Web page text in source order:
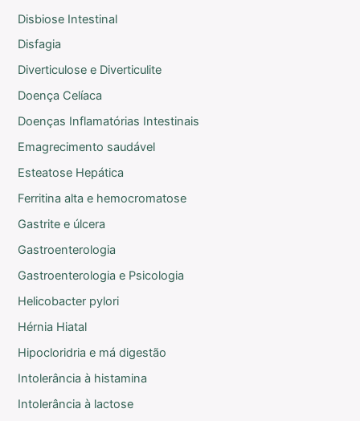
Disbiose Intestinal
Disfagia
Diverticulose e Diverticulite
Doença Celíaca
Doenças Inflamatórias Intestinais
Emagrecimento saudável
Esteatose Hepática
Ferritina alta e hemocromatose
Gastrite e úlcera
Gastroenterologia
Gastroenterologia e Psicologia
Helicobacter pylori
Hérnia Hiatal
Hipocloridria e má digestão
Intolerância à histamina
Intolerância à lactose